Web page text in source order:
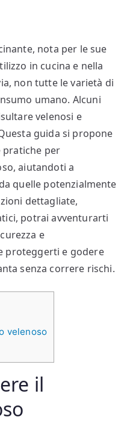
nota per le sue
in cucina e nella
non tutte le varietà di
umano. Alcuni
velenosi e
guida si propone
per
aiutandoti a
quelle potenzialmente
dettagliate,
potrai avventurarti
e
proteggerti e godere
senza correre rischi.
velenoso​​
il